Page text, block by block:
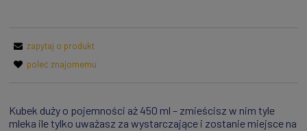
zapytaj o produkt
poleć znajomemu
Kubek duży o pojemności aż 450 ml – zmieścisz w nim tyle
mleka ile tylko uważasz za wystarczające i zostanie miejsce na